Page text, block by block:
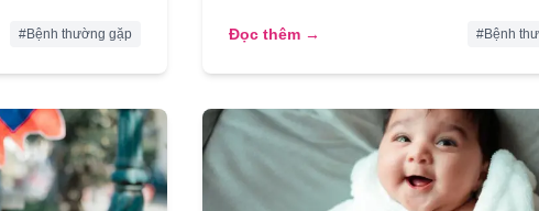
#Bệnh thường gặp Đọc thêm → #Bệnh